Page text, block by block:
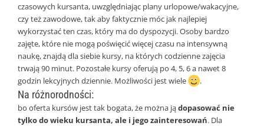
czasowych kursanta, uwzględniając plany urlopowe/wakacyjne,
czy też zawodowe, tak aby faktycznie móc jak najlepiej
wykorzystać ten czas, który ma do dyspozycji. Osoby bardzo
zajęte, które nie mogą poświęcić więcej czasu na intensywną
naukę, znajdą dla siebie kursy, na których codzienne zajęcia
trwają 90 minut. Pozostałe kursy oferują po 4, 5, 6 a nawet 8
godzin lekcyjnych dziennie. Możliwości jest wiele
.
Na różnorodności:
bo oferta kursów jest tak bogata, że można jądopasować nie
tylko do wieku kursanta, ale i jego zainteresowań. Dla